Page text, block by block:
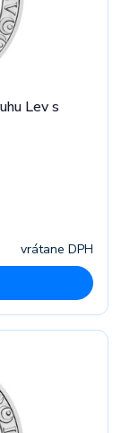
Lev s
vrátane DPH